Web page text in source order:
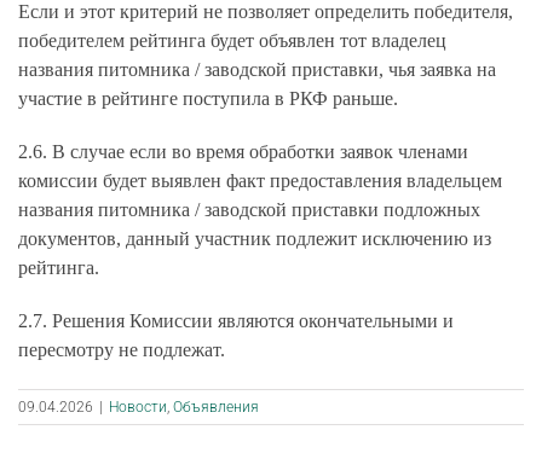
Если и этот критерий не позволяет определить победителя,
победителем рейтинга будет объявлен тот владелец
названия питомника / заводской приставки, чья заявка на
участие в рейтинге поступила в РКФ раньше.
2.6. В случае если во время обработки заявок членами
комиссии будет выявлен факт предоставления владельцем
названия питомника / заводской приставки подложных
документов, данный участник подлежит исключению из
рейтинга.
2.7. Решения Комиссии являются окончательными и
пересмотру не подлежат.
09.04.2026 Новости, Объявления